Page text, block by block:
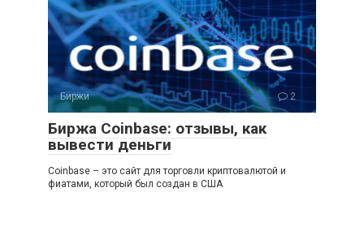
Биржи 2
Биржа Coinbase: отзывы, как
вывести деньги
Coinbase – это сайт для торговли криптовалютой и
фиатами, который был создан в США